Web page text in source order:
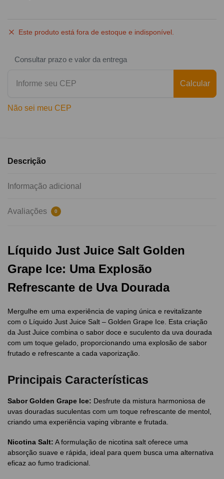
Este produto está fora de estoque e indisponível.
Consultar prazo e valor da entrega
Calcular
Não sei meu CEP
Descrição
Informação adicional
Avaliações 0
Líquido Just Juice Salt Golden
Grape Ice: Uma Explosão
Refrescante de Uva Dourada
Mergulhe em uma experiência de vaping única e revitalizante
com o Líquido Just Juice Salt – Golden Grape Ice. Esta criação
da Just Juice combina o sabor doce e suculento da uva dourada
com um toque gelado, proporcionando uma explosão de sabor
frutado e refrescante a cada vaporização.
Principais Características
Sabor Golden Grape Ice: Desfrute da mistura harmoniosa de
uvas douradas suculentas com um toque refrescante de mentol,
criando uma experiência vaping vibrante e frutada.
Nicotina Salt: A formulação de nicotina salt oferece uma
absorção suave e rápida, ideal para quem busca uma alternativa
eficaz ao fumo tradicional.